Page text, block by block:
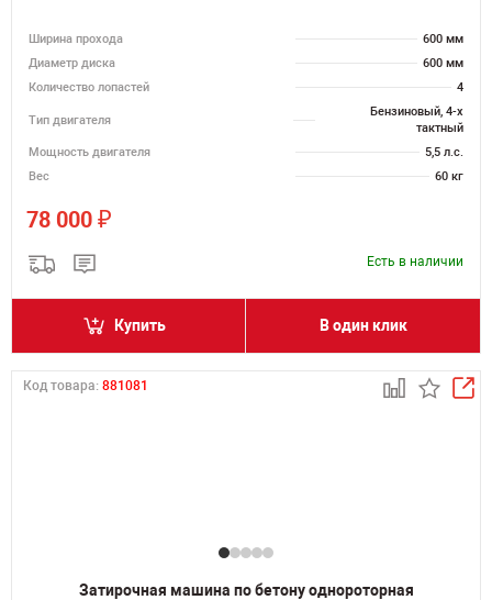
Ширина прохода
600 мм
Диаметр диска
600 мм
Количество лопастей
4
Тип двигателя
Бензиновый, 4-х
тактный
Мощность двигателя
5,5 л.с.
Вес
60 кг
78 000 ₽
Есть в наличии
Купить В один клик
Код товара: 881081
Затирочная машина по бетону однороторная